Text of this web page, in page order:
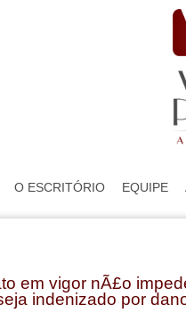
O ESCRITÓRIO EQUIPE
em vigor nÃ£o
indenizado por